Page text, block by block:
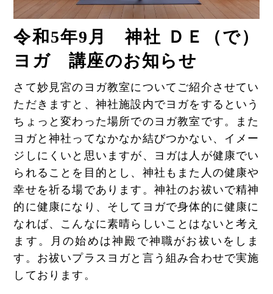
令和5年9月 神社 ＤＥ（で）
ヨガ 講座のお知らせ
さて妙見宮のヨガ教室についてご紹介させてい
ただきますと、神社施設内でヨガをするという
ちょっと変わった場所でのヨガ教室です。また
ヨガと神社ってなかなか結びつかない、イメー
ジしにくいと思いますが、ヨガは人が健康でい
られることを目的とし、神社もまた人の健康や
幸せを祈る場であります。神社のお祓いで精神
的に健康になり、そしてヨガで身体的に健康に
なれば、こんなに素晴らしいことはないと考え
ます。月の始めは神殿で神職がお祓いをしま
す。お祓いプラスヨガと言う組み合わせで実施
しております。